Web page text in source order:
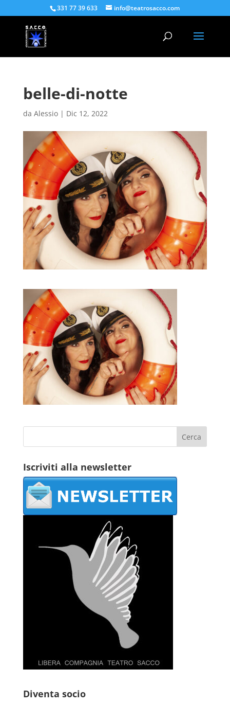
331 77 39 633 info@teatrosacco.com
belle-di-notte
da Alessio| Dic 12, 2022
Iscriviti alla newsletter
Diventa socio